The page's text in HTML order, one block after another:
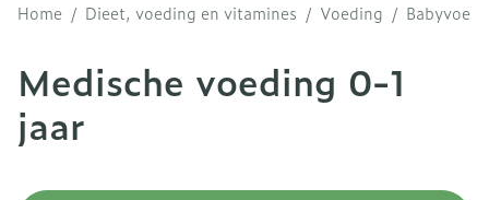
Home / Dieet, voeding en vitamines / Voeding /
Medische voeding 0-1
jaar